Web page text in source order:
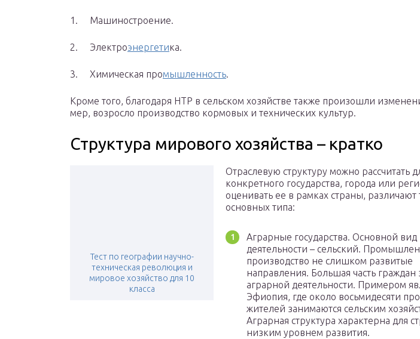
1. Ма­ши­но­стро­е­ние.
2. Элек­тро­энер­ге­ти­ка.
3. Хи­ми­че­ская про­мыш­лен­ность.
Кроме того, бла­го­да­ря НТР в сель­ском хо­зяй­стве также про­изо­шли
мер, воз­рос­ло про­из­вод­ство кор­мо­вых и тех­ни­че­ских куль­тур.
Структура мирового хозяйства – кратко
Тест по географии научно-
техническая революция и
мировое хозяйство для 10
класса
Отраслевую структуру можно рассчитать
конкретного государства, города или
оценивать ее в рамках страны, различают
основных типа:
Аграрные государства. Основной вид
деятельности – сельский.
производство не слишком развитые
направления. Большая часть граждан
аграрной деятельности. Примером
Эфиопия, где около восьмидесяти
жителей занимаются сельским
Аграрная структура характерна для
низким уровнем развития.